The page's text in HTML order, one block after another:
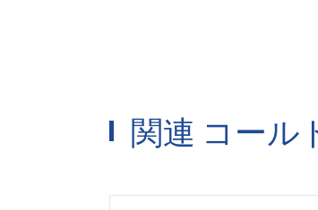
関連 コール